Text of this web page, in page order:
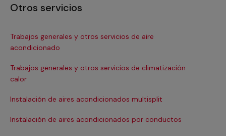
Otros servicios
Trabajos generales y otros servicios de aire
acondicionado
Trabajos generales y otros servicios de climatización
calor
Instalación de aires acondicionados multisplit
Instalación de aires acondicionados por conductos